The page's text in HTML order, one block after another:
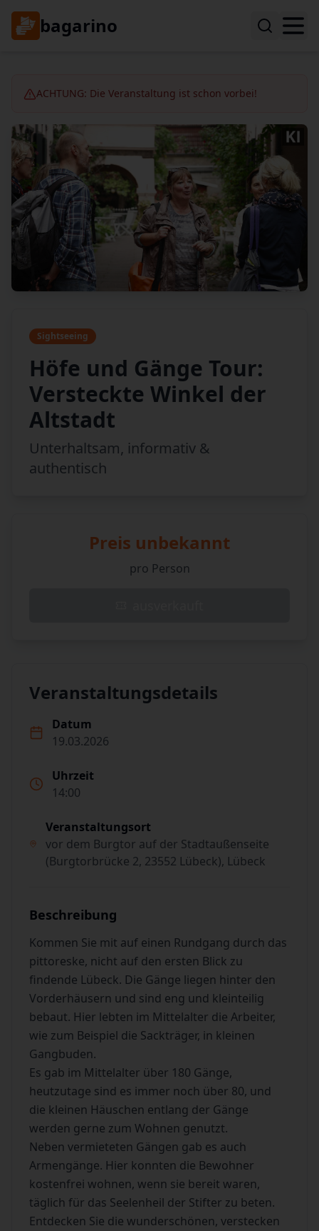
bagarino
ACHTUNG: Die Veranstaltung ist schon vorbei!
Sightseeing
Höfe und Gänge Tour:
Versteckte Winkel der
Altstadt
Unterhaltsam, informativ &
authentisch
Preis unbekannt
pro Person
Veranstaltungsdetails
Datum
19.03.2026
Uhrzeit
14:00
Veranstaltungsort
vor dem Burgtor auf der Stadtaußenseite
(Burgtorbrücke 2, 23552 Lübeck), Lübeck
Beschreibung
Kommen Sie mit auf einen Rundgang durch das
pittoreske, nicht auf den ersten Blick zu
findende Lübeck. Die Gänge liegen hinter den
Vorderhäusern und sind eng und kleinteilig
bebaut. Hier lebten im Mittelalter die Arbeiter,
wie zum Beispiel die Sackträger, in kleinen
Gangbuden.
Es gab im Mittelalter über 180 Gänge,
heutzutage sind es immer noch über 80, und
die kleinen Häuschen entlang der Gänge
werden gerne zum Wohnen genutzt.
Neben vermieteten Gängen gab es auch
Armengänge. Hier konnten die Bewohner
kostenfrei wohnen, wenn sie bereit waren,
täglich für das Seelenheil der Stifter zu beten.
Entdecken Sie die wunderschönen, verstecken